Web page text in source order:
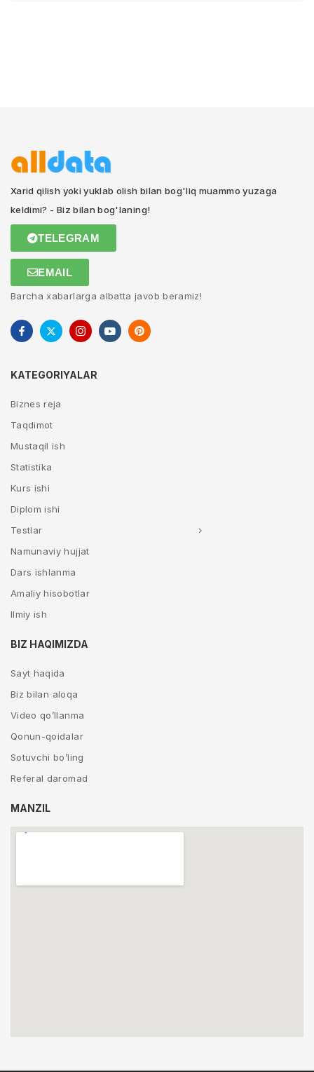
Xarid qilish yoki yuklab olish bilan bog'liq muammo yuzaga
keldimi? - Biz bilan bog'laning!
TELEGRAM
EMAIL
Barcha xabarlarga albatta javob beramiz!
KATEGORIYALAR
Biznes reja
Taqdimot
Mustaqil ish
Statistika
Kurs ishi
Diplom ishi
Testlar
Namunaviy hujjat
Dars ishlanma
Amaliy hisobotlar
Ilmiy ish
BIZ HAQIMIZDA
Sayt haqida
Biz bilan aloqa
Video qo’llanma
Qonun-qoidalar
Sotuvchi bo’ling
Referal daromad
MANZIL